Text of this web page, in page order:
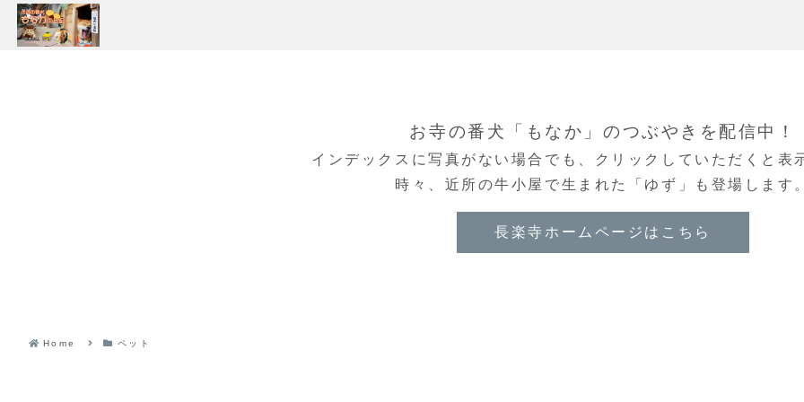
お寺の番犬「もなか」のつぶやきを配信中！
インデックスに写真がない場合でも、クリックしていただくと表
時々、近所の牛小屋で生まれた「ゆず」も登場します。
長楽寺ホームページはこちら
Home ペット